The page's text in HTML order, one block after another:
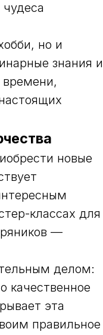
но и
знания и
новые
классах для
—
делом:
качественное
эта
правильное